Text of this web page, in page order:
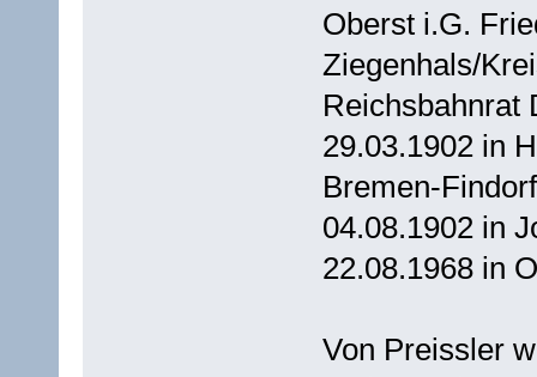
Oberst i.G.
Ziegenhals/
Reichsbahnrat
29.03.1902 in
Bremen-
04.08.1902 in
22.08.1968 in
Von Preissler